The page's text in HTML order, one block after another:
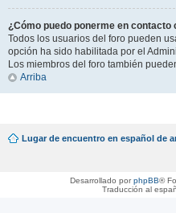
¿Cómo puedo ponerme en
Todos los usuarios del foro pueden
opción ha sido habilitada por el
Los miembros del foro también
Arriba
Lugar de encuentro en español de
Desarrollado porphpBB®
Traducción al